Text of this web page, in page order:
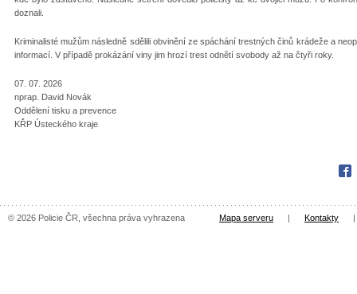
doznali.
Kriminalisté mužům následně sdělili obvinění ze spáchání trestných činů krádeže a
informací. V případě prokázání viny jim hrozí trest odnětí svobody až na čtyři roky.
07. 07. 2026
nprap. David Novák
Oddělení tisku a prevence
KŘP Ústeckého kraje
© 2026 Policie ČR, všechna práva vyhrazena Mapa serveru | Kontakty |